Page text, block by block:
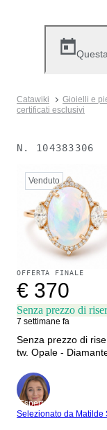
Catawiki Gioielli e
certificati esclusivi
N. 104383306
Venduto
OFFERTA FINALE
€ 370
Senza prezzo di
7 settimane fa
Senza prezzo di
tw. Opale -
Esperto
Selezionato da Matilde